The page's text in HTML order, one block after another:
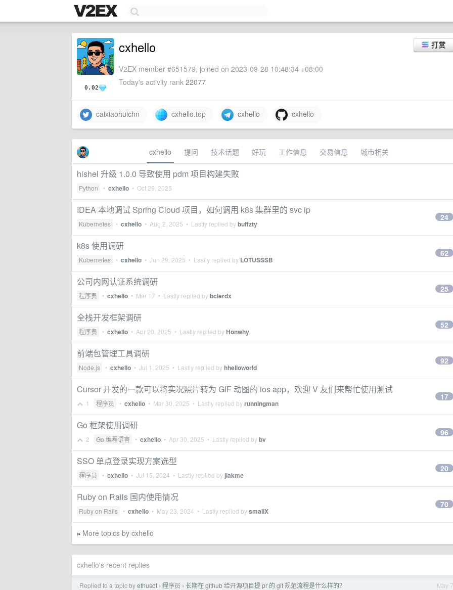
0.02
打赏
cxhello
V2EX member #651579, joined on 2023-09-28 10:48:34 +08:00
Today's activity rank 22077
caixiaohuichn cxhello.top cxhello cxhello
cxhello 提问 技术话题 好玩 工作信息 交易信息 城市相关
hishel 升级 1.0.0 导致使用 pdm 项目构建失败
Python • cxhello • Oct 29, 2025
IDEA 本地调试 Spring Cloud 项目，如何调用 k8s 集群里的 svc ip
Kubernetes • cxhello • Aug 2, 2025 • Lastly replied bybuffzty
24
k8s 使用调研
Kubernetes • cxhello • Jun 29, 2025 • Lastly replied by LOTUSSSB
62
公司内网认证系统调研
程序员 • cxhello • Mar 17 • Lastly replied bybclerdx
25
全栈开发框架调研
程序员 • cxhello • Apr 20, 2025 • Lastly replied byHonwhy
52
前端包管理工具调研
Node.js • cxhello • Jul 1, 2025 • Lastly replied byhhelloworld
92
Cursor 开发的一款可以将实况照片转为 GIF 动图的 ios app，欢迎 V 友们来帮忙使用测试
1 程序员 • cxhello • Mar 30, 2025 • Lastly replied byrunningman
17
Go 框架使用调研
2 Go 编程语言 • cxhello • Apr 30, 2025 • Lastly replied bybv
96
SSO 单点登录实现方案选型
程序员 • cxhello • Jul 15, 2024 • Lastly replied by jiakme
20
Ruby on Rails 国内使用情况
Ruby on Rails • cxhello • May 23, 2024 • Lastly replied bysmallX
70
» More topics by cxhello
cxhello's recent replies
May 7
Replied to a topic byethusdt › 程序员 › 长期在 github 给开源项目提 pr 的 git 规范流程是什么样的？